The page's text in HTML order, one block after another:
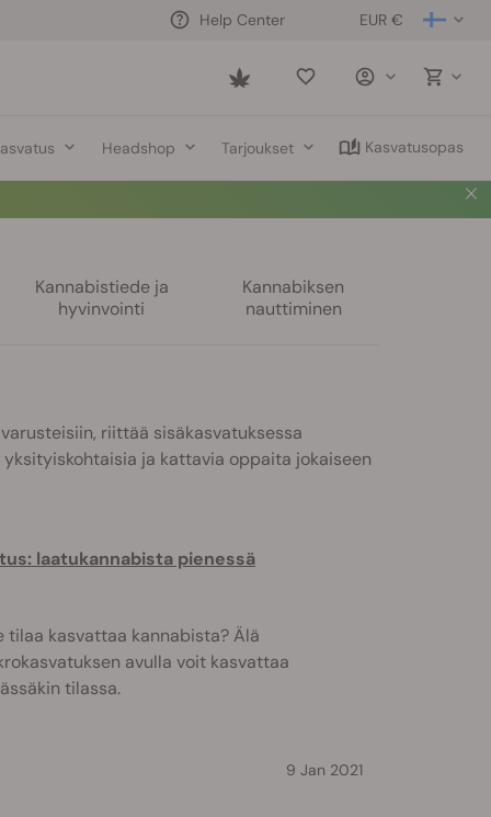
EUR €
Help Center
Saved
Headshop Tarjoukset Kasvatusopas
Kannabistiede ja
hyvinvointi
Kannabiksen
nauttiminen
riittää sisäkasvatuksessa
ja kattavia oppaita jokaiseen
laatukannabista pienessä
kasvattaa kannabista? Älä
avulla voit kasvattaa
tilassa.
9 Jan 2021